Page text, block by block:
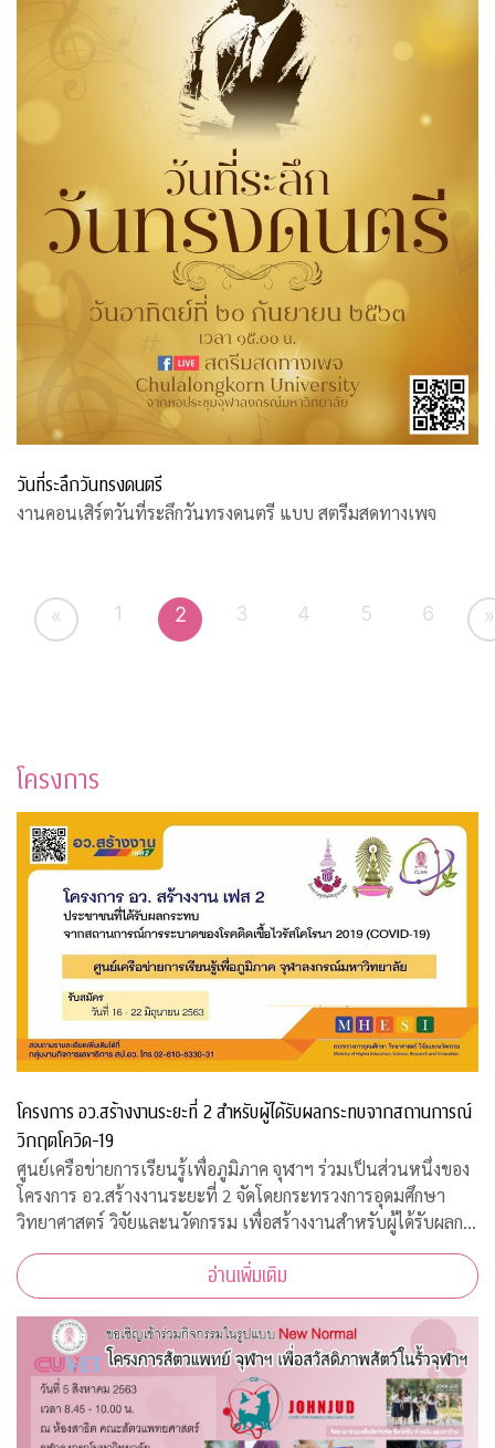
วันที่ระลึกวันทรงดนตรี
งานคอนเสิร์ตวันที่ระลึกวันทรงดนตรี แบบ สตรีมสดทางเพจ
« 1 2 3 4 5 6 »
โครงการ
โครงการ อว.สร้างงานระยะที่ 2 สำหรับผู้ได้รับผลกระทบจากสถานการณ์
วิกฤตโควิด-19
ศูนย์เครือข่ายการเรียนรู้เพื่อภูมิภาค จุฬาฯ ร่วมเป็นส่วนหนึ่งของ
โครงการ อว.สร้างงานระยะที่ 2 จัดโดยกระทรวงการอุดมศึกษา
วิทยาศาสตร์ วิจัยและนวัตกรรม เพื่อสร้างงานสำหรับผู้ได้รับผลก
ระทบจากสถานการณ์วิกฤตโควิด-19 เปิดรับสมัครประชาชนทั่วไป
จำนวน 200 อัตรา
อ่านเพิ่มเติม